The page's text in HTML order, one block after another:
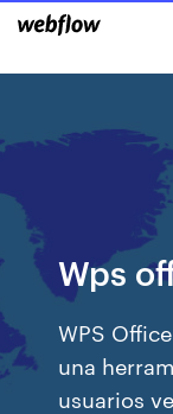
Wps
WPS
una
usuarios